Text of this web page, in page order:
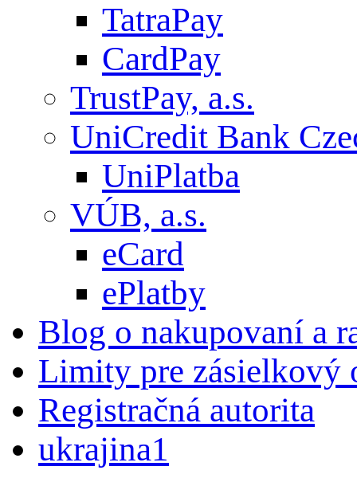
TatraPay
CardPay
TrustPay, a.s.
UniCredit Bank
UniPlatba
VÚB, a.s.
eCard
ePlatby
Blog o nakupovaní a
Limity pre zásielkový
Registračná autorita
ukrajina1